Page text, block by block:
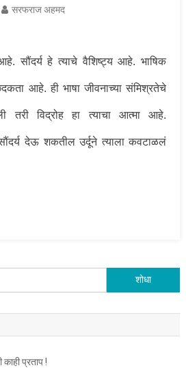
सरफराज अहमद
आहे. सौंदर्य हे त्याचे वैशिष्ट्य आहे. भाषिक
आहे. ही भाषा जीवनाच्या संमिश्रतेचे
तरी विद्रोह हा त्याचा आत्मा आहे.
देऊ शकतील उर्दूने त्याला कवटाळलं
प्रताप !